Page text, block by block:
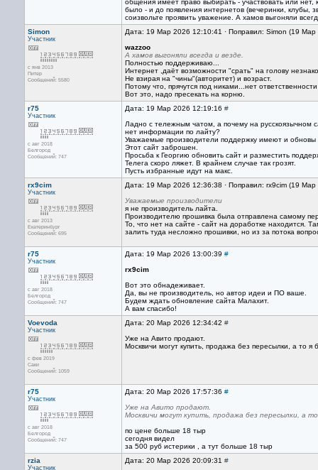
общения имеет право выбирать - участвовать или
было - и до появления интернетов (вечеринки, клубы,
соизвольте проявить уважение. А хамов выгоняли
Simon
Участник
с янв 2013
Питер
Сообщений: 5580
Дата: 19 Мар 2026 12:10:41 · Поправил: Simon (19
wazzoo
А хамов выгоняли всегда и везде.
Полностью поддерживаю...
Интернет ,даёт возможности "срать" на голову
Не взирая на "чины"(авторитет) и возраст.
Потому что, прячутся под никами...нет
Вот это, надо пресекать на корню.
r75
Участник
с авг 2018
Белгород
Сообщений: 747
Дата: 19 Мар 2026 12:19:16 #
Ладно с тележным чатом, а почему на русскоязычном
нет информации по лайту?
Уважаемые производители поддержку имеют и
Этот сайт заброшен.
Просьба к Георгию обновить сайт и разместить
Телега скоро ляжет. В крайнем случае так грозят.
Пусть избранные идут на макс.
rx9cim
Участник
с авг 2013
Екатеринбург
Сообщений: 695
Дата: 19 Мар 2026 12:36:38 · Поправил: rx9cim (19
Уважаемые производители
я не производитель лайта.
Производителю прошивка была отправлена самому
То, что нет на сайте - сайт на доработке находится.
залить туда несложно прошивки, но из за потока
r75
Участник
с авг 2018
Белгород
Сообщений: 747
Дата: 19 Мар 2026 13:00:39 #
rx9cim
Вот это обнадеживает.
Да, вы не производитель, но автор идеи и ПО ваше.
Будем ждать обновление сайта Малахит.
А вам спасибо!
Voevoda
Участник
с фев 2019
Саки
Сообщений: 1059
Дата: 20 Мар 2026 12:34:42 #
Уже на Авито продают.
Москвичи могут купить, продажа без пересылки, а то я
r75
Участник
с авг 2018
Белгород
Сообщений: 747
Дата: 20 Мар 2026 17:57:36 #
Уже на Авито продают.
Москвичи могут купить, продажа без пересылки, а
по цене больше 18 тыр
сегодня видел
за 500 руб истерики , а тут больше 18 тыр
rzia
Участник
Дата: 20 Мар 2026 20:09:31 #